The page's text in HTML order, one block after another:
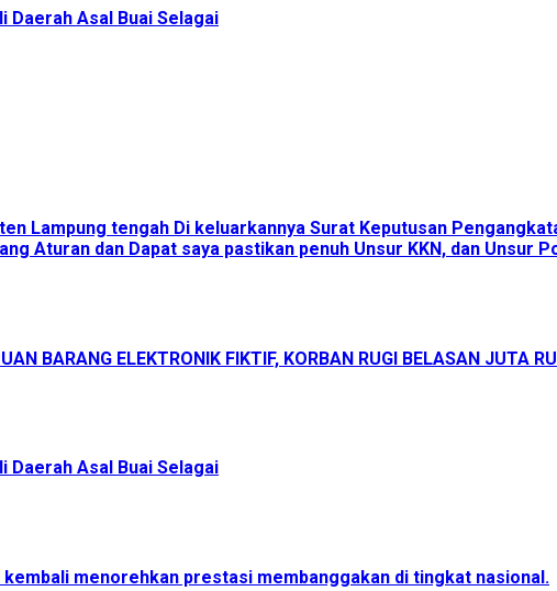
Daerah Asal Buai Selagai
Lampung tengah Di keluarkannya Surat Keputusan
Aturan dan Dapat saya pastikan penuh Unsur KKN, dan Unsur
BARANG ELEKTRONIK FIKTIF, KORBAN RUGI BELASAN JUTA
Daerah Asal Buai Selagai
menorehkan prestasi membanggakan di tingkat nasional.